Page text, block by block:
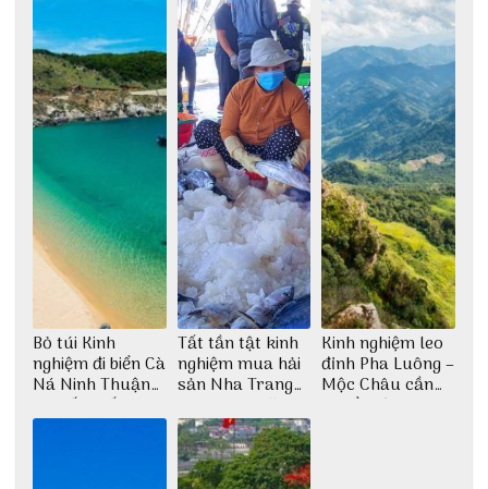
Bỏ túi Kinh
nghiệm đi biển Cà
Ná Ninh Thuận
chi tiết nhất
Tất tần tật kinh
nghiệm mua hải
sản Nha Trang
không lo chặt
chém
Kinh nghiệm leo
đỉnh Pha Luông –
Mộc Châu cần
chuẩn bị những